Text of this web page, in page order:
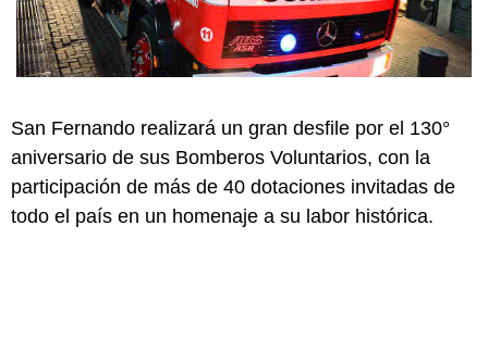
San Fernando realizará un gran desfile por el 130°
aniversario de sus Bomberos Voluntarios, con la
participación de más de 40 dotaciones invitadas de
todo el país en un homenaje a su labor histórica.